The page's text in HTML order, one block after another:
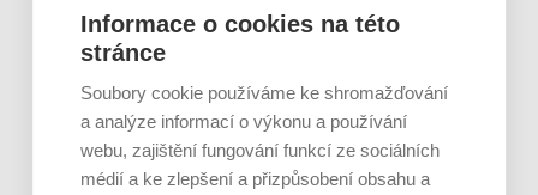
Léto je ideálním časem dopřát hormonům
malý restart. Čerstvé ovoce, zelenina nebo
Informace o cookies na této
stránce
Soubory cookie používáme ke shromažďování
a analýze informací o výkonu a používání
webu, zajištění fungování funkcí ze sociálních
médií a ke zlepšení a přizpůsobení obsahu a